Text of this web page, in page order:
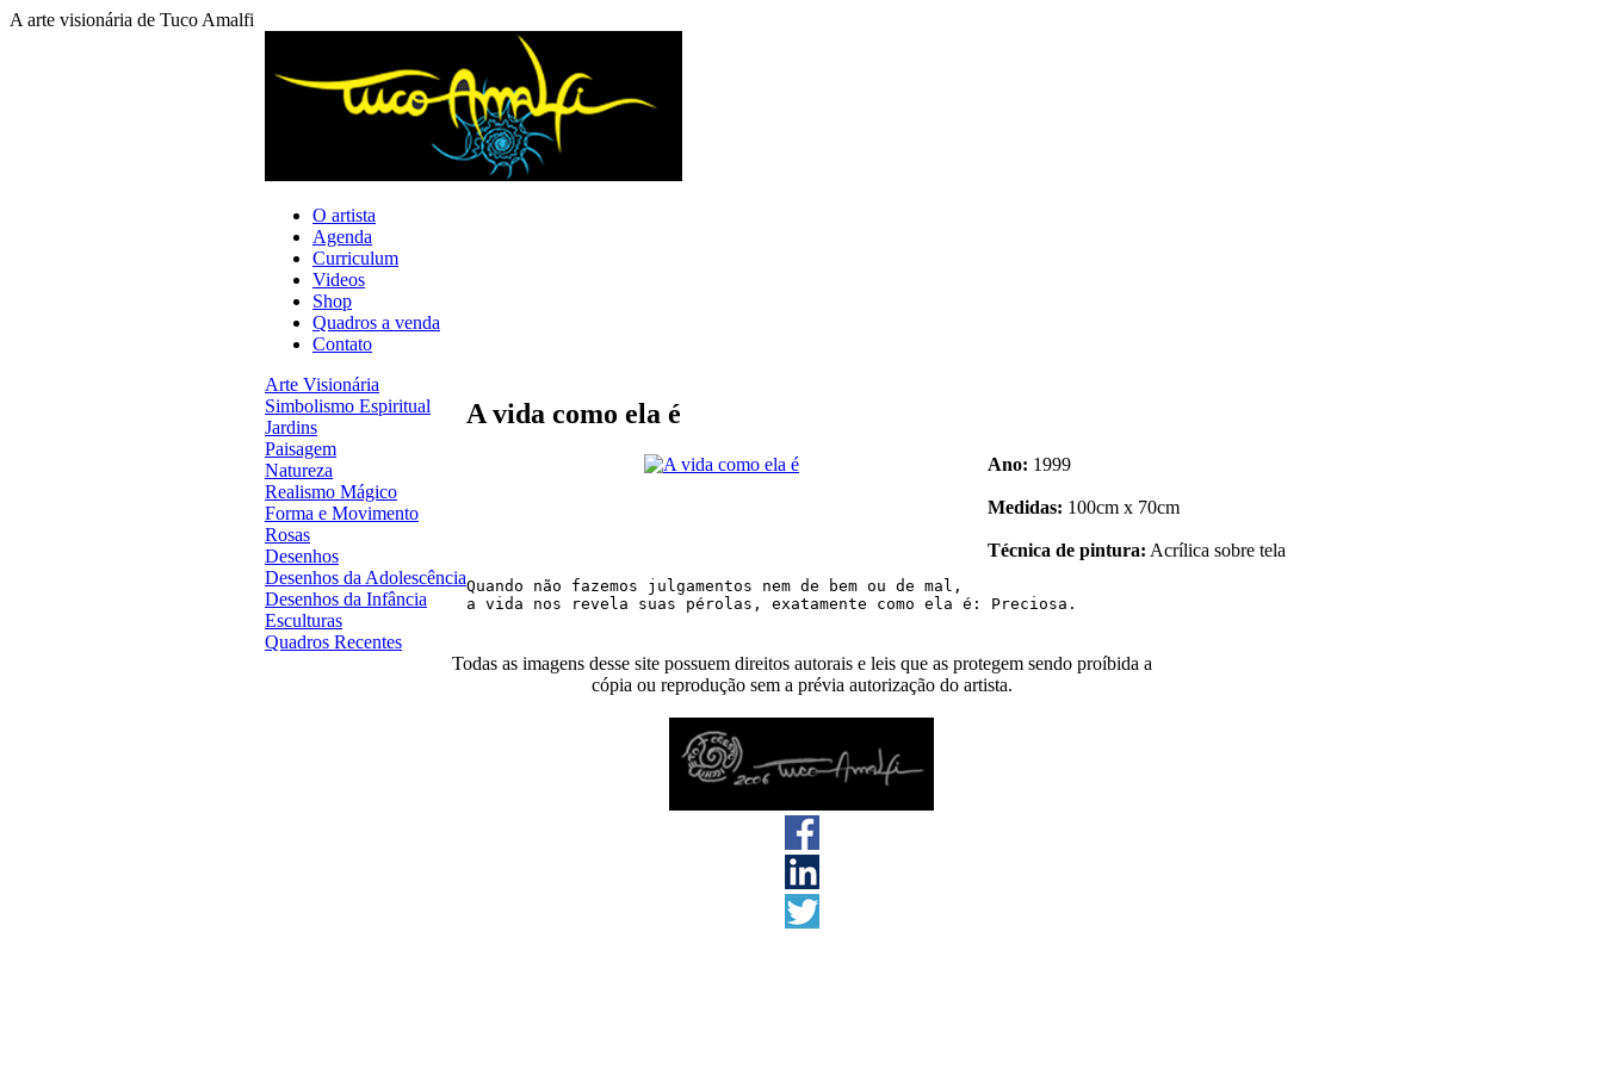
A arte visionária de Tuco Amalfi
O artista
Agenda
Curriculum
Videos
Shop
Quadros a venda
Contato
Arte Visionária
Simbolismo Espiritual
Jardins
Paisagem
Natureza
Realismo Mágico
Forma e Movimento
Rosas
Desenhos
Desenhos da Adolescência
Desenhos da Infância
Esculturas
Quadros Recentes
A vida como ela é
Ano: 1999
Medidas: 100cm x 70cm
Técnica de pintura: Acrílica sobre tela
Quando não fazemos julgamentos nem de bem ou de mal,
Todas as imagens desse site possuem direitos autorais e leis que as protegem sendo proíbida a
cópia ou reprodução sem a prévia autorização do artista.